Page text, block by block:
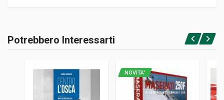
Brossura
Mie Corporation
Accedi o registrati
Potrebbero Interessarti
NOVITA'